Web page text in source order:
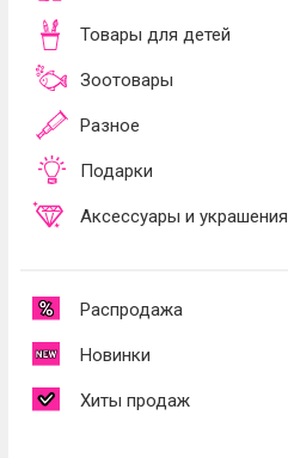
Товары для детей
Зоотовары
Разное
Подарки
Аксессуары и украшения
Распродажа
Новинки
Хиты продаж